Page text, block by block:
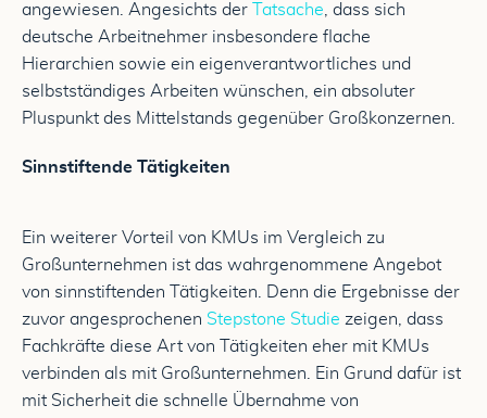
angewiesen. Angesichts der
Tatsache , dass sich
deutsche Arbeitnehmer insbesondere flache
Hierarchien sowie ein eigenverantwortliches und
selbstständiges Arbeiten wünschen, ein absoluter
Pluspunkt des Mittelstands gegenüber Großkonzernen.
Sinnstiftende Tätigkeiten
Ein weiterer Vorteil von KMUs im Vergleich zu
Großunternehmen ist das wahrgenommene Angebot
von sinnstiftenden Tätigkeiten. Denn die Ergebnisse der
zuvor angesprochenen Stepstone Studie zeigen, dass
Fachkräfte diese Art von Tätigkeiten eher mit KMUs
verbinden als mit Großunternehmen. Ein Grund dafür ist
mit Sicherheit die schnelle Übernahme von